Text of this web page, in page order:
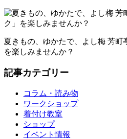
夏きもの、ゆかたで、よし梅 芳町
を楽しみませんか？
記事カテゴリー
コラム・読み物
ワークショップ
着付け教室
ショップ
イベント情報